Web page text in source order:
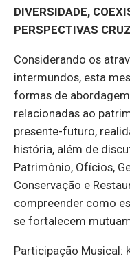
DIVERSIDADE,
PERSPECTIVAS
Considerando os
intermundos, esta
formas de
relacionadas ao
presente-futuro,
história, além de
Patrimônio, Ofícios,
Conservação e
compreender como
se fortalecem
Participação Musical: